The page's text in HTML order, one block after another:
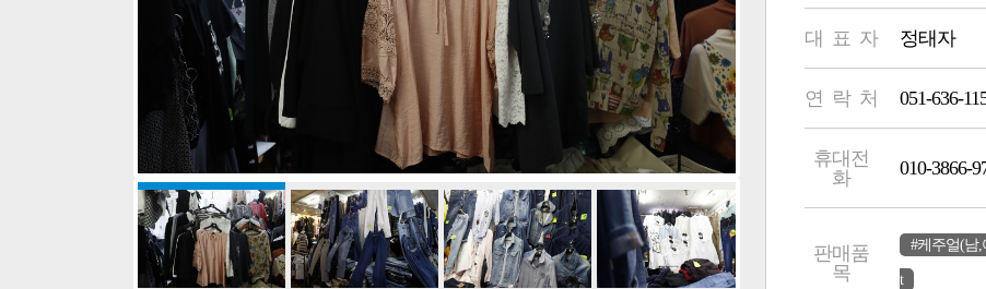
대 표 자 정태자
연 락 처 051-636-
휴대전
화
010-3866-
판매품
목
#케주얼(남,
t